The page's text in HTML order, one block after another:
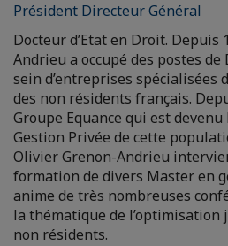
Président Directeur Général
Docteur d’Etat en Droit. Depuis
Andrieu a occupé des postes
sein d’entreprises spécialisées
des non résidents français.
Groupe Equance qui est
Gestion Privée de cette
Olivier Grenon-Andrieu
formation de divers Master en
anime de très nombreuses
la thématique de l’optimisation
non résidents.